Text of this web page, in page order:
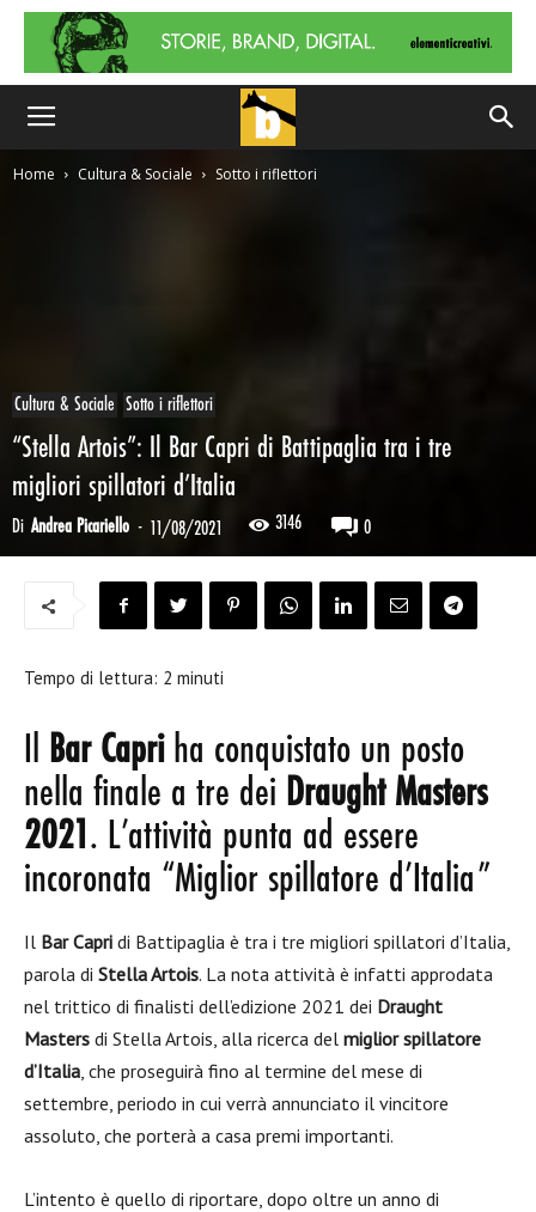
Home Cultura & Sociale Sotto i riflettori
Cultura & Sociale Sotto i riflettori
“Stella Artois”: Il Bar Capri di Battipaglia tra i tre
migliori spillatori d’Italia
Di Andrea Picariello - 11/08/2021 3146 0
Tempo di lettura: 2 minuti
Il Bar Capriha conquistato un posto
nella finale a tre dei Draught Masters
2021. L’attività punta ad essere
incoronata “Miglior spillatore d’Italia”
Il Bar Capri di Battipaglia è tra i tre migliori spillatori d’Italia,
parola di Stella Artois. La nota attività è infatti approdata
nel trittico di finalisti dell’edizione 2021 dei Draught
Masters di Stella Artois, alla ricerca del miglior spillatore
d’Italia, che proseguirà fino al termine del mese di
settembre, periodo in cui verrà annunciato il vincitore
assoluto, che porterà a casa premi importanti.
L’intento è quello di riportare, dopo oltre un anno di